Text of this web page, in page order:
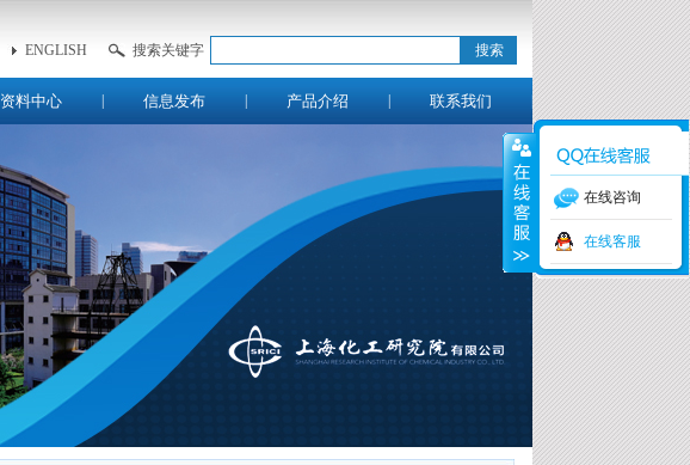
ENGLISH 搜索关键字
资料中心 信息发布 产品介绍 联系我们 |
在线咨询
在线客服